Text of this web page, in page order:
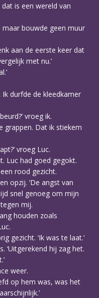
is een wereld van
bouwde geen muur
aan de eerste keer dat
met nu.’
Ik durfde de kleedkamer
vroeg ik.
grappen. Dat ik stiekem
vroeg Luc.
Luc had goed gegokt.
rood gezicht.
opzij. ‘De angst van
snel genoeg om mijn
mij.
houden zoals
gezicht. ‘Ik was te laat.’
‘Uitgerekend hij zag het.
weer.
op hem was, was het